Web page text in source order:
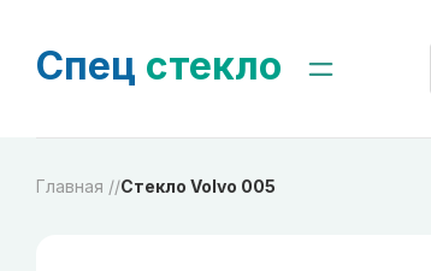
Спец стекло
Главная //Стекло Volvo 005